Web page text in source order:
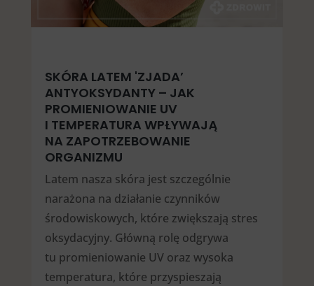
SKÓRA LATEM 'ZJADA’
ANTYOKSYDANTY – JAK
PROMIENIOWANIE UV
I TEMPERATURA WPŁYWAJĄ
NA ZAPOTRZEBOWANIE
ORGANIZMU
Latem nasza skóra jest szczególnie
narażona na działanie czynników
środowiskowych, które zwiększają stres
oksydacyjny. Główną rolę odgrywa
tu promieniowanie UV oraz wysoka
temperatura, które przyspieszają